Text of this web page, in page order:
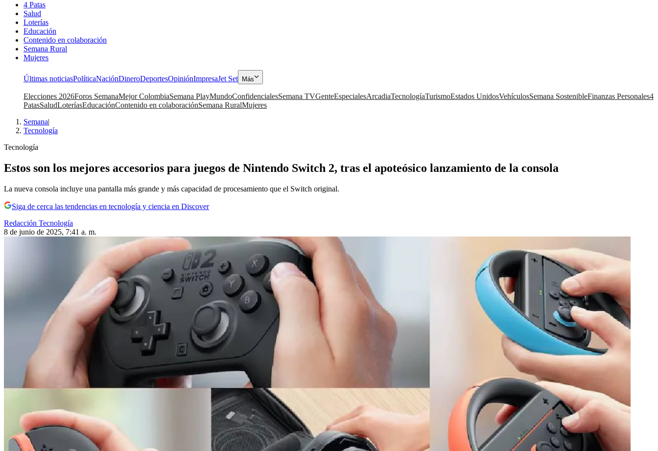
4 Patas
Salud
Loterías
Educación
Contenido en colaboración
Semana Rural
Mujeres
Últimas noticiasPolíticaNaciónDineroDeportesOpiniónImpresaJet Set Más
Elecciones 2026Foros SemanaMejor ColombiaSemana PlayMundoConfidencialesSemana TVGenteEspecialesArcadiaTecnologíaTurismoEstados UnidosVehículosSemana SostenibleFinanzas Personales4
PatasSaludLoteríasEducaciónContenido en colaboraciónSemana RuralMujeres
Semana|
Tecnología
Tecnología
Estos son los mejores accesorios para juegos de Nintendo Switch 2, tras el apoteósico lanzamiento de la consola
La nueva consola incluye una pantalla más grande y más capacidad de procesamiento que el Switch original.
Siga de cerca las tendencias en tecnología y ciencia en Discover
Redacción Tecnología
8 de junio de 2025, 7:41 a. m.